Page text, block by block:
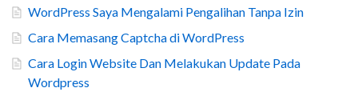
WordPress Saya Mengalami Pengalihan Tanpa Izin
Cara Memasang Captcha di WordPress
Cara Login Website Dan Melakukan Update Pada
Wordpress